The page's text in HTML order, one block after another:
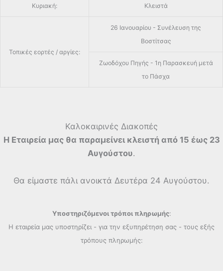
Κυριακή: Κλειστά
Τοπικές εορτές / αργίες:
26 Ιανουαρίου - Συνέλευση της
Βοστίτσας
Ζωοδόχου Πηγής - 1η Παρασκευή μετά
το Πάσχα
Καλοκαιρινές Διακοπές
Η Εταιρεία μας θα παραμείνει κλειστή από 15 έως 23
Αυγούστου.
Θα είμαστε πάλι ανοικτά Δευτέρα 24 Αυγούστου.
Υποστηριζόμενοι τρόποι πληρωμής:
Η εταιρεία μας υποστηρίζει - για την εξυπηρέτηση σας - τους εξής
τρόπους πληρωμής: